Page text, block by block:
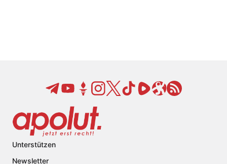
Unterstützen
Newsletter